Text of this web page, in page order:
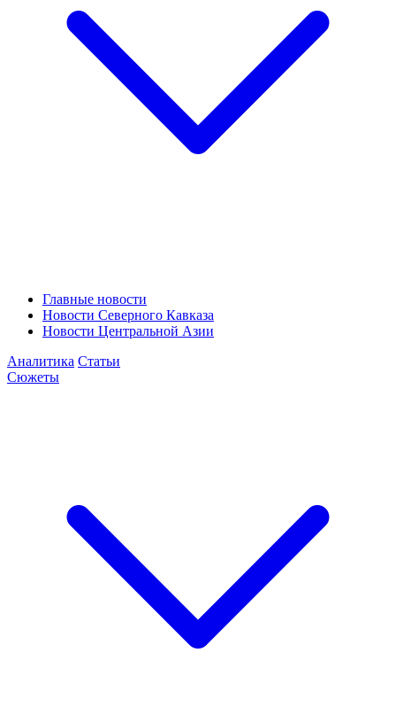
Главные новости
Новости Северного Кавказа
Новости Центральной Азии
Аналитика Статьи
Сюжеты